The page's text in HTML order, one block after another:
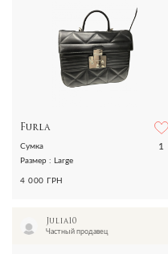
Furla
1
Сумка
Размер : Large
4 000 ГРН
Julia10
Частный продавец